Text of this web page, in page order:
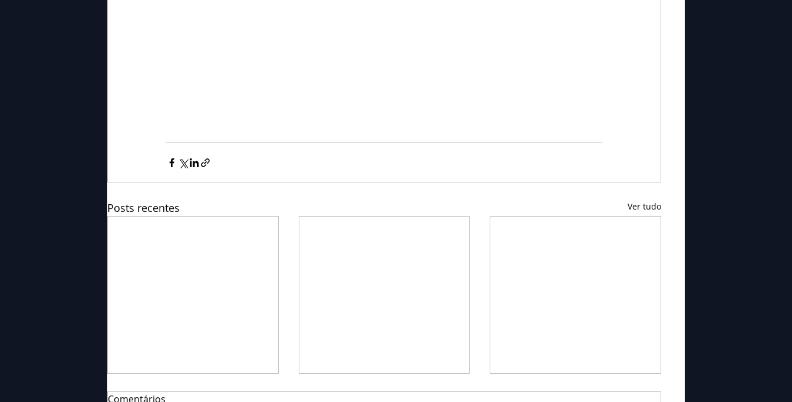
Posts recentes Ver tudo
Comentários